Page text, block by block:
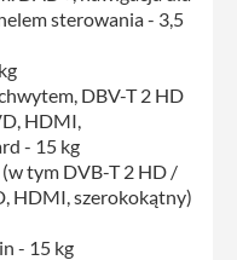
sterowania - 3,5
DBV-T 2 HD
HDMI,
- 15 kg
tym DVB-T 2 HD /
HDMI, szerokokątny)
- 15 kg